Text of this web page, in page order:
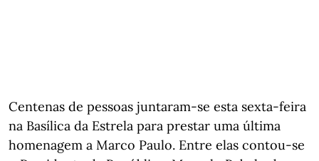
Centenas de pessoas juntaram-se esta sexta-feira
na Basílica da Estrela para prestar uma última
homenagem a Marco Paulo. Entre elas contou-se